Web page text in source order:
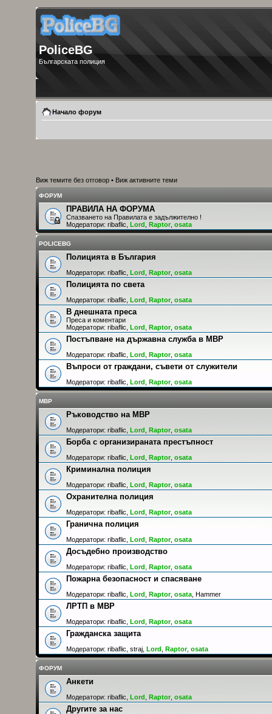
PoliceBG
Българската полиция
Начало форум
Виж темите без отговор • Виж активните теми
ФОРУМ
ПРАВИЛА НА ФОРУМА
Спазването на Правилата е задължително !
Модератори: ribaflic Lord Raptor osata
POLICEBG
Полицията в България
Модератори: ribaflic Lord Raptor osata
Полицията по света
Модератори: ribaflic Lord Raptor, osata
В днешната преса
Преса и коментари
Модератори: ribaflic Lord Raptor, osata
Постъпване на държавна служба в МВР
Модератори: ribaflic Lord Raptor, osata
Въпроси от граждани, съвети от служители
Модератори: ribaflic Lord Raptor, osata
МВР
Ръководство на МВР
Модератори: ribaflic Lord Raptor osata
Борба с организираната престъпност
Модератори: ribaflic Lord Raptor, osata
Криминална полиция
Модератори: ribaflic Lord Raptor, osata
Охранителна полиция
Модератори: ribaflic Lord Raptor, osata
Гранична полиция
Модератори: ribaflic Lord Raptor, osata
Досъдебно производство
Модератори: ribaflic Lord Raptor, osata
Пожарна безопасност и спасяване
Модератори: ribaflic Lord Raptor, osata Hammer
ЛРТП в МВР
Модератори: ribaflic Lord Raptor, osata
Гражданска защита
Модератори: ribaflic straj Lord Raptor, osata
ФОРУМ
Анкети
Модератори: ribaflic Lord Raptor osata
Другите за нас